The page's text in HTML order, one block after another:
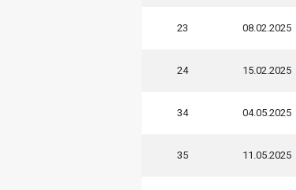
23 08.02.2025
24 15.02.2025
34 04.05.2025
35 11.05.2025